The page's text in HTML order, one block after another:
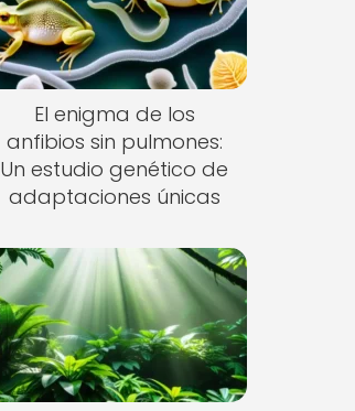
El enigma de los
anfibios sin pulmones:
Un estudio genético de
adaptaciones únicas